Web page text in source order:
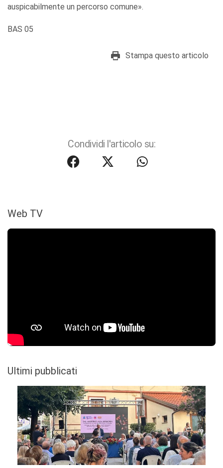
auspicabilmente un percorso comune».
BAS 05
Stampa questo articolo
Condividi l'articolo su:
Web TV
Ultimi pubblicati